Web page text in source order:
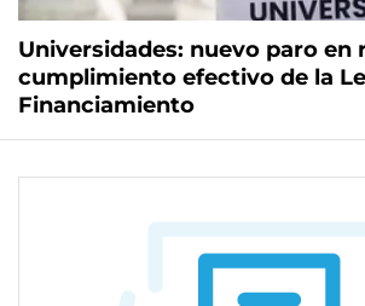
Universidades: nuevo paro en
cumplimiento efectivo de la
Financiamiento